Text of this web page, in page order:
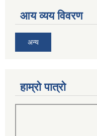
आय व्यय विवरण
अन्य
हाम्रो पात्रो